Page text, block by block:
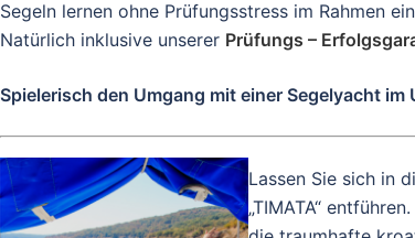
Segeln lernen ohne Prüfungsstress im Rahmen
Natürlich inklusive unserer Prüfungs –
Spielerisch den Umgang mit einer Segelyacht
Lassen Sie sich in
„TIMATA“